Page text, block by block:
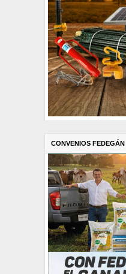
CONVENIOS FEDEGÁN